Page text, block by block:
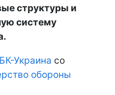
структуры и
систему
Украина со
обороны